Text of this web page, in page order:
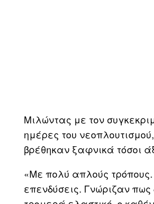
Μιλώντας με τον
ημέρες του
βρέθηκαν ξαφνικά τόσοι
«Με πολύ απλούς
επενδύσεις. Γνώριζαν πως